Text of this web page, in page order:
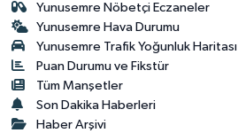
Yunusemre Nöbetçi Eczaneler
Yunusemre Hava Durumu
Yunusemre Trafik Yoğunluk Haritası
Puan Durumu ve Fikstür
Tüm Manşetler
Son Dakika Haberleri
Haber Arşivi